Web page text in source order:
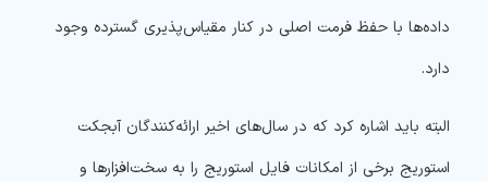
داده‌ها با حفظ فرمت اصلی در کنار مقیاس‌پذیری گسترده وجود
دارد.
البته باید اشاره کرد که در سال‌های اخیر ارائه‌کنندگان آبجکت
استوریج برخی از امکانات فایل استوریج را به سخت‌افزارها و